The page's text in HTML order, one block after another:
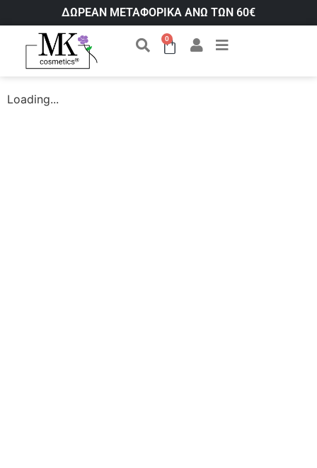
ΔΩΡΕΑΝ ΜΕΤΑΦΟΡΙΚΑ ΑΝΩ ΤΩΝ 60€
0
Loading...